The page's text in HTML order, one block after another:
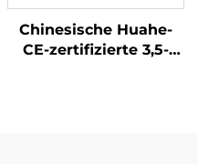
Chinesische Huahe-
CE-zertifizierte 3,5-